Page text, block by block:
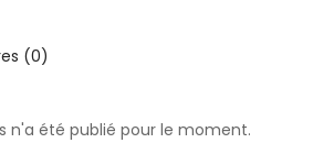
(0)
n'a été publié pour le moment.